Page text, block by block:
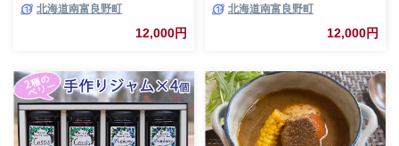
シス ハスカップ ソース 果実 て
んさい糖 無農薬 ポリフェノー
北海道南富良野町
12,000円
リー カシス ラズベリー ソース
果実 てんさい糖 無農薬
北海道南富良野町
12,000円